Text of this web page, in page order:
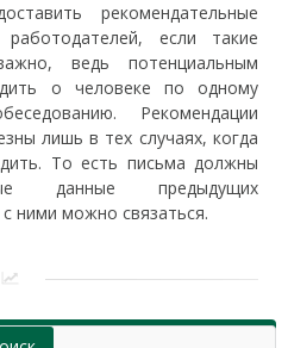
рекомендательные
если такие
ведь потенциальным
о человеке по одному
Рекомендации
лишь в тех случаях, когда
То есть письма должны
данные предыдущих
ними можно связаться.